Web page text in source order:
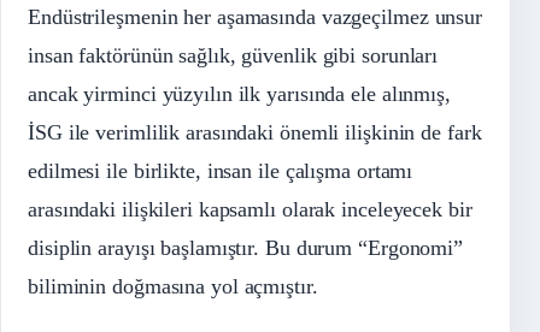
Endüstrileşmenin her aşamasında vazgeçilmez unsur
insan faktörünün sağlık, güvenlik gibi sorunları
ancak yirminci yüzyılın ilk yarısında ele alınmış,
İSG ile verimlilik arasındaki önemli ilişkinin de fark
edilmesi ile birlikte, insan ile çalışma ortamı
arasındaki ilişkileri kapsamlı olarak inceleyecek bir
disiplin arayışı başlamıştır. Bu durum “Ergonomi”
biliminin doğmasına yol açmıştır.